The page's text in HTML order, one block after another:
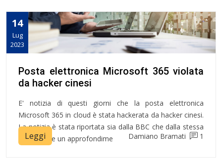
14
Lug
2023
Posta elettronica Microsoft 365 violata
da hacker cinesi
E' notizia di questi giorni che la posta elettronica
Microsoft 365 in cloud è stata hackerata da hacker cinesi.
La notizia è stata riportata sia dalla BBC che dalla stessa
Microsoft e un approfondime
Leggi Damiano Bramati 1